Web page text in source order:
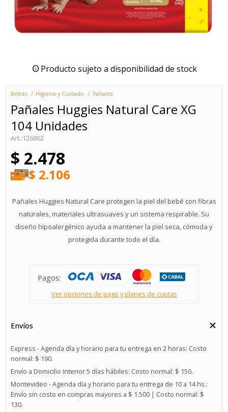
Producto sujeto a disponibilidad de stock
Bebés Higiene y Cuidado Pañales
Pañales Huggies Natural Care XG
104 Unidades
126862
$ 2.478
$ 2.106
Pañales Huggies Natural Care protegen la piel del bebé con fibras
naturales, materiales ultrasuaves y un sistema respirable. Su
diseño hipoalergénico ayuda a mantener la piel seca, cómoda y
protegida durante todo el día.
Pagos:
Ver opciones de pago y planes de cuotas
Envíos
Express - Agenda día y horario para tu entrega en 2 horas: Costo
normal: $ 190.
Envío a Domicilio Interior 5 días hábiles: Costo normal: $ 150.
Montevideo - Agenda día y horario para tu entrega de 10 a 14 hs.:
Envío sin costo en compras mayores a $ 1.500 | Costo normal: $
130.